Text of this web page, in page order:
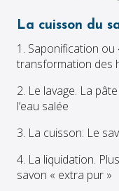
La cuisson du
1. Saponification ou
transformation des
2. Le lavage. La
l’eau salée
3. La cuisson: Le
4. La liquidation.
savon « extra pur »